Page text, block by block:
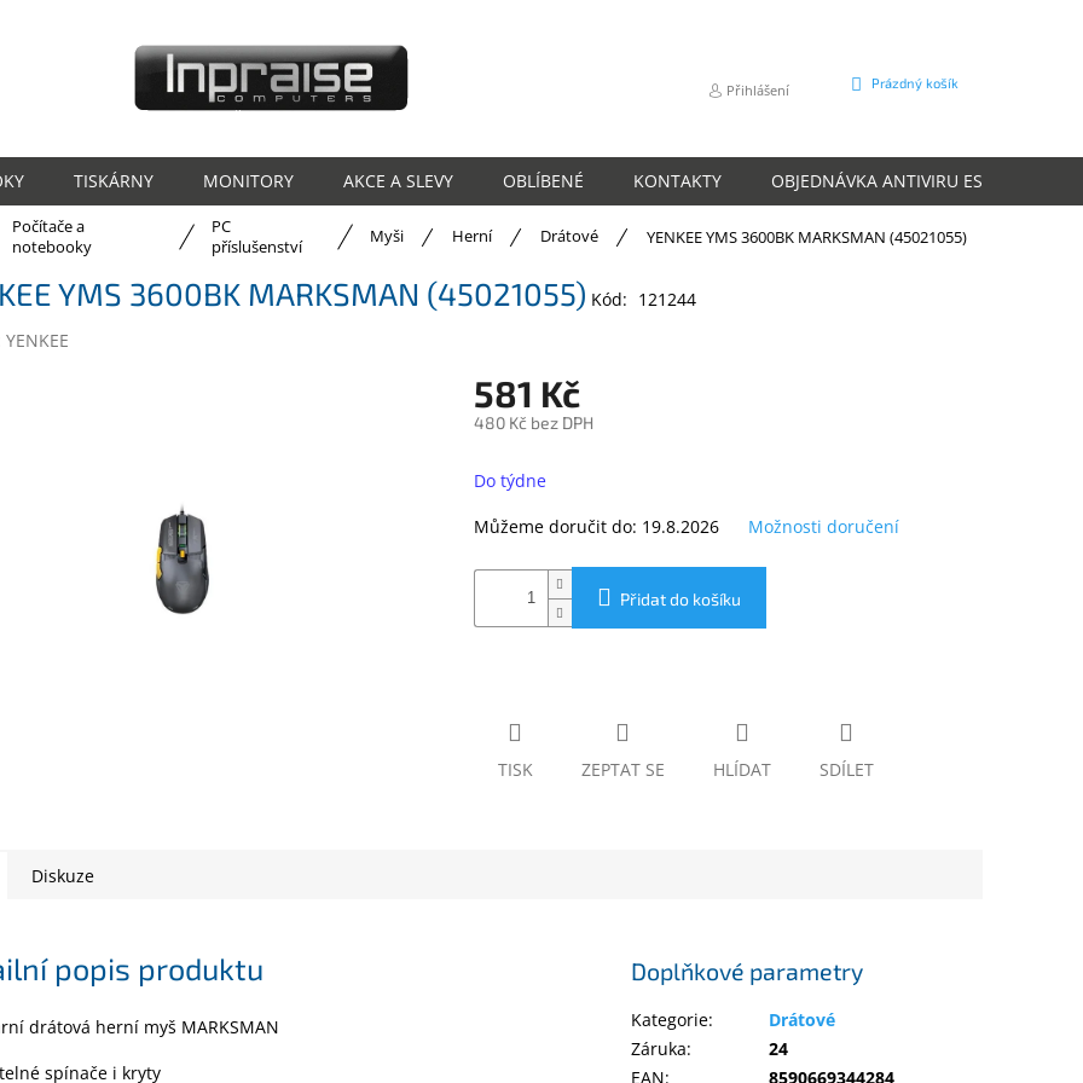
Přihlášení
NÁKUPNÍ
Prázdný košík
TISKÁRNY MONITORY AKCE A SLEVY OBLÍBENÉ KONTAKTY OBJEDNÁVKA ANTIVIRU ESET
Počítače a
notebooky
PC
příslušenství
Myši Herní Drátové YENKEE YMS 3600BK MARKSMAN (45021055)
YMS 3600BK MARKSMAN (45021055) Kód: 121244
YENKEE
581 Kč
480 Kč bez DPH
cena:
Do týdne
Můžeme doručit do: 19.8.2026 Možnosti doručení
Přidat do košíku
TISK ZEPTAT SE HLÍDAT SDÍLET
Diskuze
popis produktu
drátová herní myš MARKSMAN
spínače i kryty
Doplňkové parametry
Kategorie:
Drátové
Záruka:
24
EAN:
8590669344284